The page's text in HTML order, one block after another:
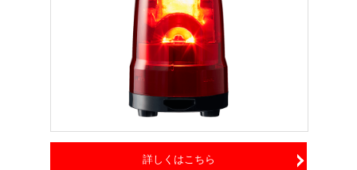
詳しくはこちら